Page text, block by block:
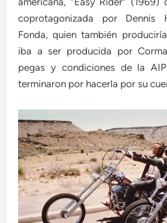
coprotagonizada por Dennis
Fonda, quien también
iba a ser producida por
pegas y condiciones de la
terminaron por hacerla por su